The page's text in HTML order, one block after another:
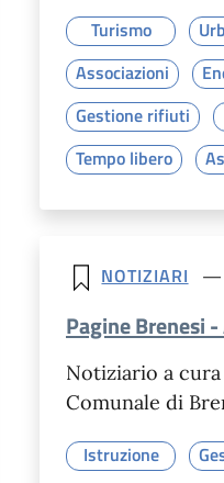
Turismo
Associazioni
Gestione rifiuti
Tempo libero
NOTIZIARI
Pagine Brenesi
Notiziario a
Comunale di
Istruzione